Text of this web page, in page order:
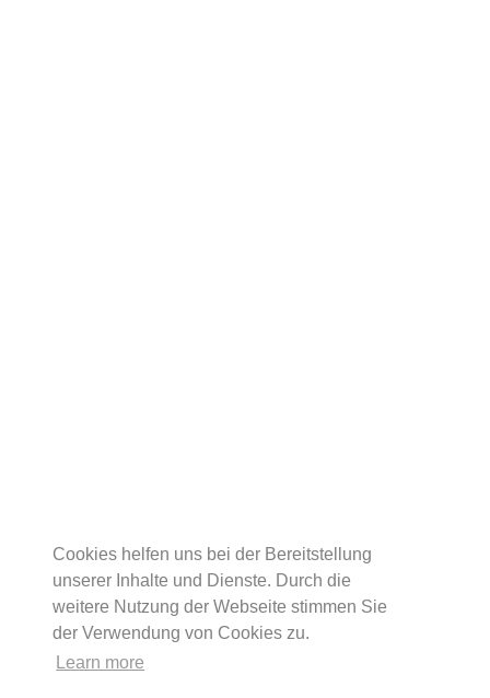
Cookies helfen uns bei der Bereitstellung
unserer Inhalte und Dienste. Durch die
weitere Nutzung der Webseite stimmen Sie
der Verwendung von Cookies zu.
Learn more